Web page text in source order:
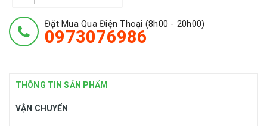
Đặt Mua Qua Điện Thoại (8h00 - 20h00)
0973076986
THÔNG TIN SẢN PHẨM
VẬN CHUYỂN